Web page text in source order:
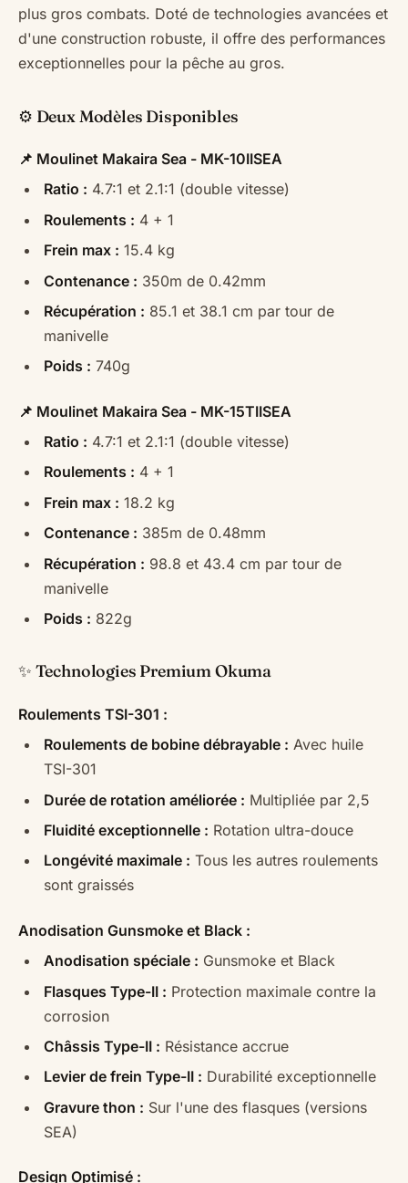
plus gros combats. Doté de technologies avancées et
d'une construction robuste, il offre des performances
exceptionnelles pour la pêche au gros.
⚙️ Deux Modèles Disponibles
📌 Moulinet Makaira Sea - MK-10IISEA
Ratio : 4.7:1 et 2.1:1 (double vitesse)
Roulements : 4 + 1
Frein max : 15.4 kg
Contenance : 350m de 0.42mm
Récupération : 85.1 et 38.1 cm par tour de
manivelle
Poids : 740g
📌 Moulinet Makaira Sea - MK-15TIISEA
Ratio : 4.7:1 et 2.1:1 (double vitesse)
Roulements : 4 + 1
Frein max : 18.2 kg
Contenance : 385m de 0.48mm
Récupération : 98.8 et 43.4 cm par tour de
manivelle
Poids : 822g
✨ Technologies Premium Okuma
Roulements TSI-301 :
Roulements de bobine débrayable : Avec huile
TSI-301
Durée de rotation améliorée : Multipliée par 2,5
Fluidité exceptionnelle : Rotation ultra-douce
Longévité maximale : Tous les autres roulements
sont graissés
Anodisation Gunsmoke et Black :
Anodisation spéciale : Gunsmoke et Black
Flasques Type-II : Protection maximale contre la
corrosion
Châssis Type-II : Résistance accrue
Levier de frein Type-II : Durabilité exceptionnelle
Gravure thon : Sur l'une des flasques (versions
SEA)
Design Optimisé :